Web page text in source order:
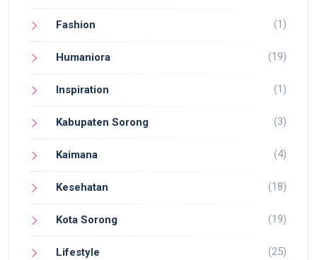
Fashion (1)
Humaniora (19)
Inspiration (1)
Kabupaten Sorong (3)
Kaimana (4)
Kesehatan (18)
Kota Sorong (19)
Lifestyle (25)